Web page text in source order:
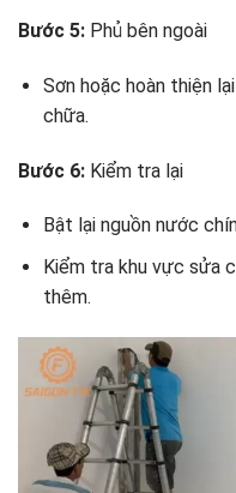
Bước 5: Phủ bên ngoài
Sơn hoặc hoàn thiện
chữa.
Bước 6: Kiểm tra lại
Bật lại nguồn nước
Kiểm tra khu vực sửa
thêm.